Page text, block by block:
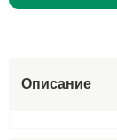
Описание